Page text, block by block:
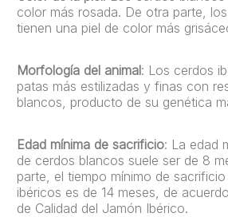
color más rosada. De otra parte,
tienen una piel de color más
Morfología del animal: Los cerdos
patas más estilizadas y finas con
blancos, producto de su genética
Edad mínima de sacrificio: La edad
de cerdos blancos suele ser de 8
parte, el tiempo mínimo de
ibéricos es de 14 meses, de
de Calidad del Jamón Ibérico.